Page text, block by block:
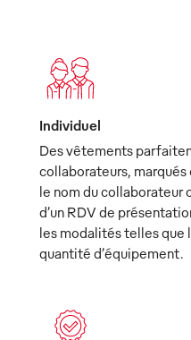
Individuel
Des vêtements
collaborateurs, marqués
le nom du collaborateur
d’un RDV de
les modalités telles que
quantité d’équipement.